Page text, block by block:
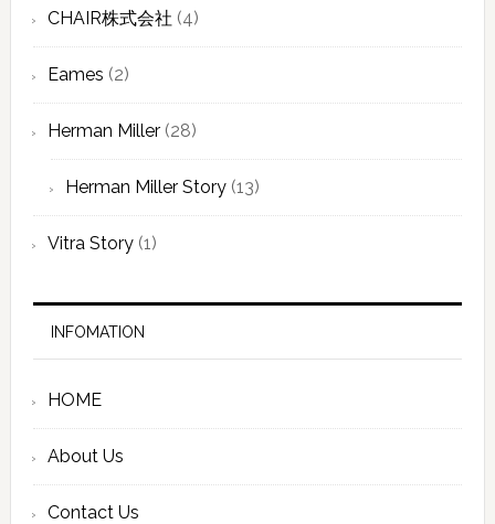
CHAIR株式会社 (4)
Eames (2)
Herman Miller(28)
Herman Miller Story(13)
Vitra Story(1)
INFOMATION
HOME
About Us
Contact Us